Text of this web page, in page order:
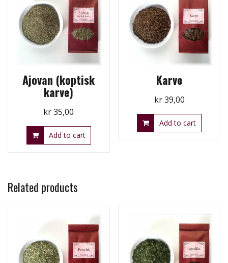
Ajovan (koptisk
karve)
kr35,00
Add to cart
Karve
kr39,00
Add to cart
Related products